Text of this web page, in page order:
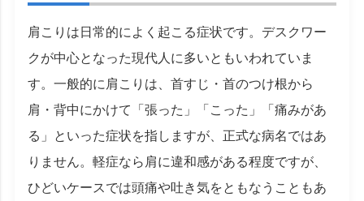
肩こりは日常的によく起こる症状です。デスクワー
クが中心となった現代人に多いともいわれていま
す。一般的に肩こりは、首すじ・首のつけ根から
肩・背中にかけて「張った」「こった」「痛みがあ
る」といった症状を指しますが、正式な病名ではあ
りません。軽症なら肩に違和感がある程度ですが、
ひどいケースでは頭痛や吐き気をともなうこともあ